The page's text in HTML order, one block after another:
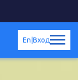
Вход
En